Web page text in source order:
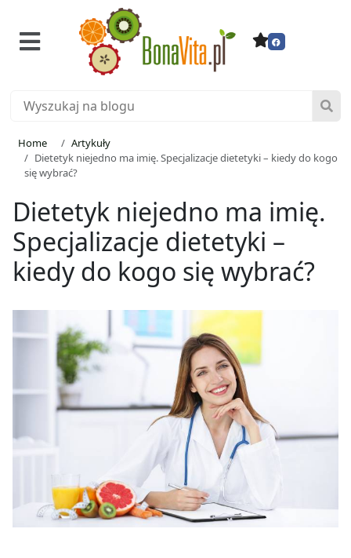
Home
Artykuły
Dietetyk niejedno ma imię. Specjalizacje dietetyki – kiedy do kogo
się wybrać?
Dietetyk niejedno ma imię.
Specjalizacje dietetyki –
kiedy do kogo się wybrać?